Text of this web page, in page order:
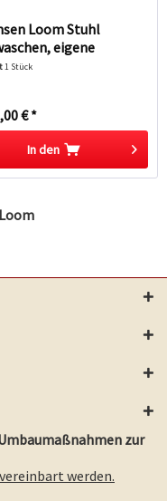
Loom Stuhl
eigene
1 Stück
€ *
In den
Hinzugefügt
zur
werden.